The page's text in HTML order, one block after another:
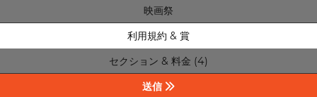
映画祭
利用規約 & 賞
セクション & 料金 (4)
送信